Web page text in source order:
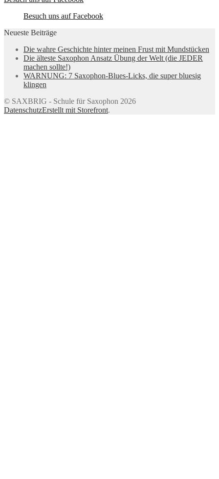
Besuch uns auf Facebook
Neueste Beiträge
Die wahre Geschichte hinter meinen Frust mit Mundstücken
Die älteste Saxophon Ansatz Übung der Welt (die JEDER
machen sollte!)
WARNUNG: 7 Saxophon-Blues-Licks, die super bluesig
klingen
© SAXBRIG - Schule für Saxophon 2026
DatenschutzErstellt mit Storefront.